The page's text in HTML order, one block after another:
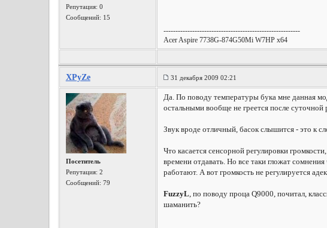
Репутация: 0
Сообщений: 15
---------------------------------------------------------
Acer Aspire 7738G-874G50Mi W7НP x64
XPyZe 31 декабря 2009 02:21
Посетитель
Репутация: 2
Сообщений: 79
Да. По поводу температуры бука мне данная
остальными вообще не греется после
Звук вроде отличный, басок слышится - это к
Что касается сенсорной регулировки
времени отдавать. Но все таки гложат
работают. А вот громкость не регулируется
FuzzyL, по поводу проца Q9000, почитал,
шаманить?